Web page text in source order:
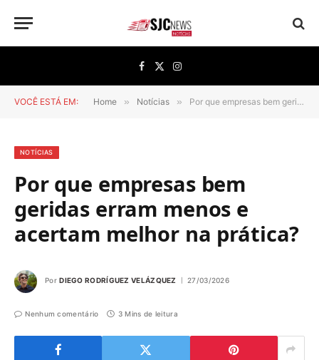
Facebook
X
(Twitter)
Instagram
VOCÊ ESTÁ EM: Home » Notícias » Por que empresas bem geridas erram menos e acertam melhor na prática?
NOTÍCIAS
Por que empresas bem
geridas erram menos e
acertam melhor na prática?
Por DIEGO RODRÍGUEZ VELÁZQUEZ 27/03/2026
Nenhum comentário 3 Mins de leitura